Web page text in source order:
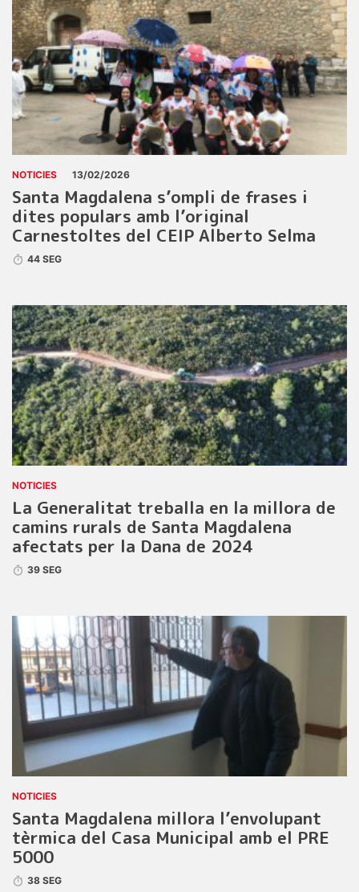
NOTICIES 13/02/2026
Santa Magdalena s’ompli de frases i
dites populars amb l’original
Carnestoltes del CEIP Alberto Selma
44 SEG
NOTICIES
La Generalitat treballa en la millora de
camins rurals de Santa Magdalena
afectats per la Dana de 2024
39 SEG
NOTICIES
Santa Magdalena millora l’envolupant
tèrmica del Casa Municipal amb el PRE
5000
38 SEG